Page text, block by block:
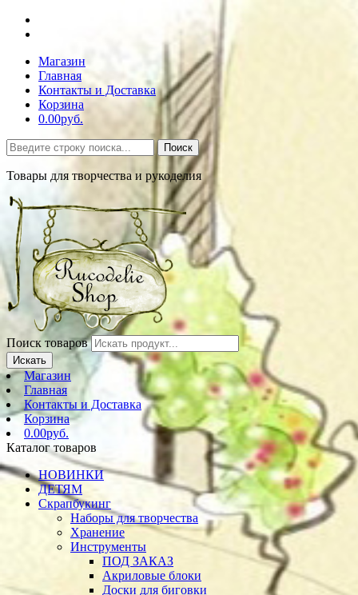
Магазин
Главная
Контакты и Доставка
Корзина
0.00руб.
Поиск
Товары для творчества и рукоделия
Поиск товаров
Искать
Магазин
Главная
Контакты и Доставка
Корзина
0.00руб.
Каталог товаров
НОВИНКИ
ДЕТЯМ
Скрапбукинг
Наборы для творчества
Хранение
Инструменты
ПОД ЗАКАЗ
Акриловые блоки
Доски для биговки